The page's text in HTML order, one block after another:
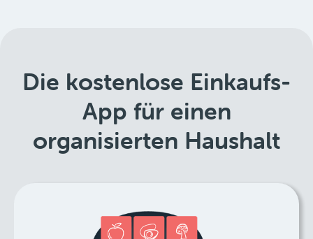
Die kostenlose Einkaufs-
App für einen
organisierten Haushalt